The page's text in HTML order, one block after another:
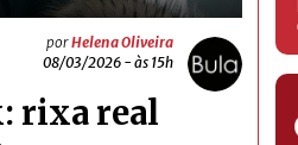
porHelena Oliveira
08/03/2026 - às 15h
rixa real